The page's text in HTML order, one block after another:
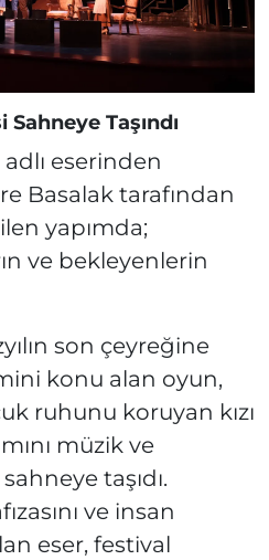
Taşındı
adlı eserinden
Basalak tarafından
yapımda;
ve bekleyenlerin
son çeyreğine
konu alan oyun,
ruhunu koruyan kızı
müzik ve
taşıdı.
ve insan
eser, festival